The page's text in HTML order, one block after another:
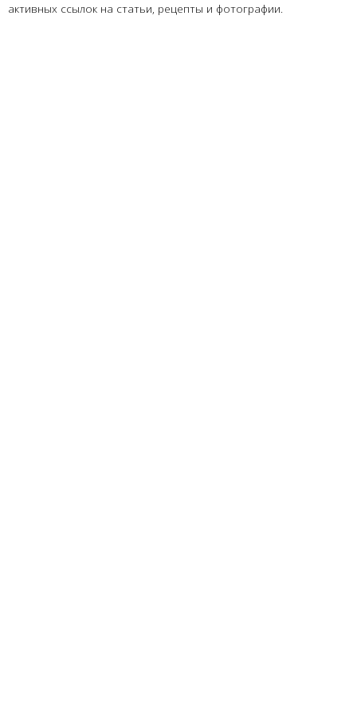
активных ссылок на статьи, рецепты и фотографии.